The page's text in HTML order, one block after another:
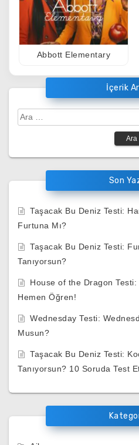
Abbott Elementary
İçerik
Arama:
Son
Taşacak Bu Deniz Testi:
Furtuna Mı?
Taşacak Bu Deniz Testi:
Tanıyorsun?
House of the Dragon
Hemen Öğren!
Wednesday Testi:
Musun?
Taşacak Bu Deniz Testi:
Tanıyorsun? 10 Soruda Test